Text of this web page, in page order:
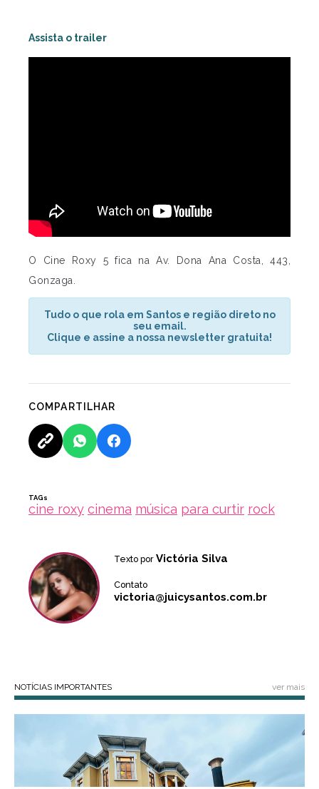
Assista o trailer
O Cine Roxy 5 fica na Av. Dona Ana Costa, 443,
Gonzaga.
Tudo o que rola em Santos e região direto no
seu email.
Clique e assine a nossa newsletter gratuita!
COMPARTILHAR
TAGs
cine roxy cinema música para curtir rock
Texto por Victória Silva
Contato
victoria@juicysantos.com.br
NOTÍCIAS IMPORTANTES ver mais